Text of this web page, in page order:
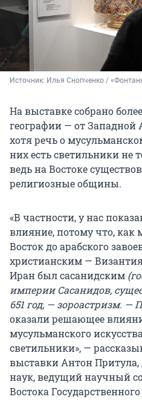
Источник: Илья Снопченко /
На выставке собрано
географии — от
хотя речь о
них есть светильники не
ведь на Востоке
религиозные общины.
«В частности, у нас
влияние, потому что,
Восток до арабского
христианским —
Иран был сасанидским
империи Сасанидов,
651 год, — зороастризм. —
оказали решающее
мусульманского
светильники», —
выставки Антон Притула,
наук, ведущий научный
Востока